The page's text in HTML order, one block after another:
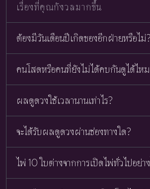
เรื่องที่คุณกังวลมากขึ้น
ต้องมีวันเดือนปีเกิดของอีกฝ่ายหรือไม่?
คนโสดหรือคนที่ยังไม่ได้คบกันดูได้ไห
ผลดูดวงใช้เวลานานเท่าไร?
จะได้รับผลดูดวงผ่านช่องทางใด?
ไพ่ 10 ใบต่างจากการเปิดไพ่ทั่วไปอย่า